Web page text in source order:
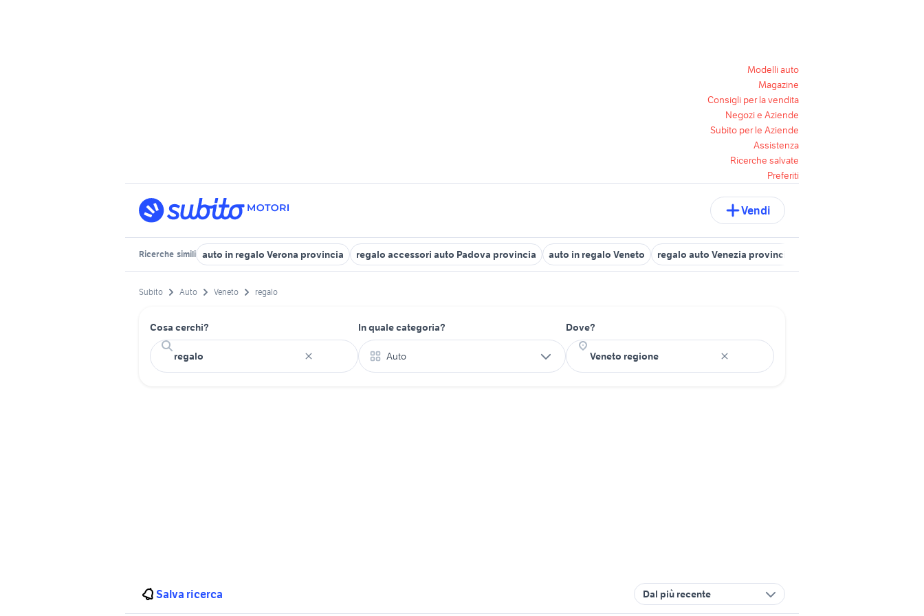
Modelli auto
Magazine
Consigli per la vendita
Negozi e Aziende
Subito per le Aziende
Assistenza
Ricerche salvate
Preferiti
Vendi
Ricerche simili auto in regalo Verona provincia regalo accessori auto Padova provincia auto in regalo Veneto regalo auto Venezia provincia
Subito Auto Veneto regalo
Cosa cerchi? In quale categoria?
Auto
Dove?
Salva ricerca Dal più recente